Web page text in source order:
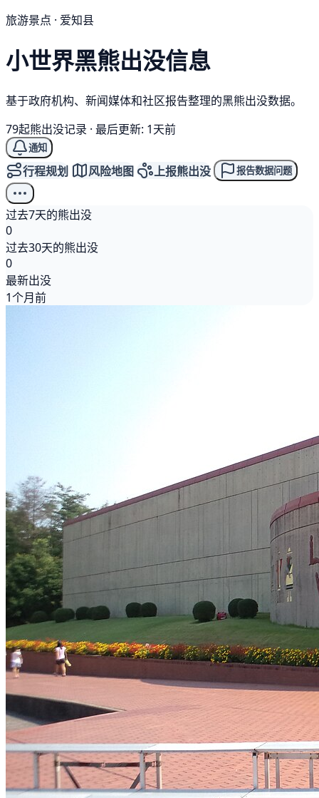
旅游景点 · 爱知县
小世界黑熊出没信息
基于政府机构、新闻媒体和社区报告整理的黑熊出没数据。
79起熊出没记录 · 最后更新: 1天前
通知
行程规划 风险地图 上报熊出没 报告数据问题
过去7天的熊出没
0
过去30天的熊出没
0
最新出没
1个月前